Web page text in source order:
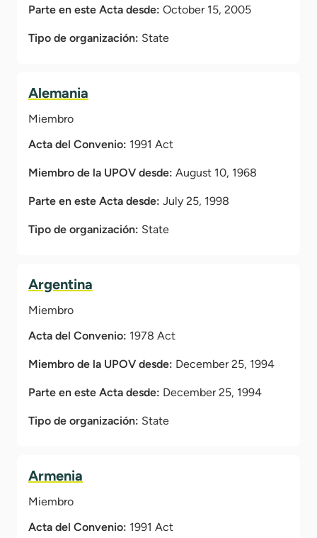
Parte en este Acta desde: October 15, 2005
Tipo de organización: State
Alemania
Miembro
Acta del Convenio: 1991 Act
Miembro de la UPOV desde: August 10, 1968
Parte en este Acta desde: July 25, 1998
Tipo de organización: State
Argentina
Miembro
Acta del Convenio: 1978 Act
Miembro de la UPOV desde: December 25, 1994
Parte en este Acta desde: December 25, 1994
Tipo de organización: State
Armenia
Miembro
Acta del Convenio: 1991 Act